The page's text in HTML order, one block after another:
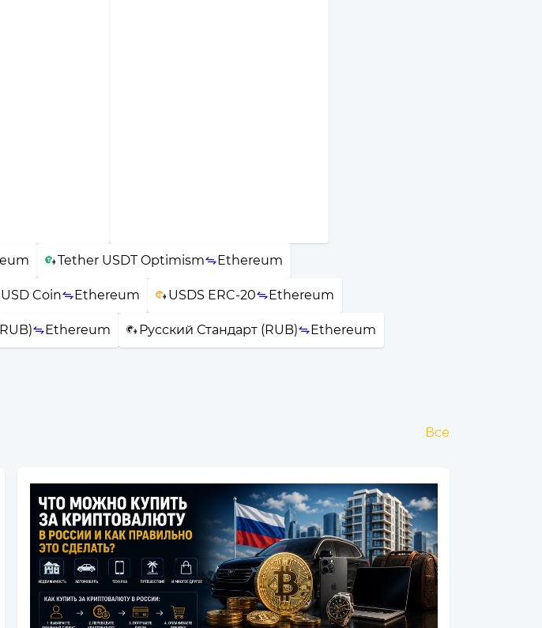
Tether USDT Optimism Ethereum
USD Coin Ethereum USDS ERC-20 Ethereum
Ethereum Русский Стандарт (RUB) Ethereum
Все